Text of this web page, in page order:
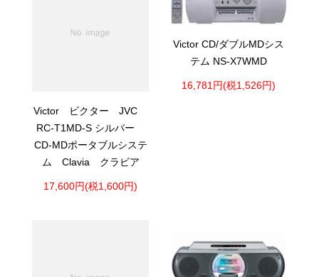
Victor ビクター JVC
RC-T1MD-S シルバー
CD-MDポータブルシステ
ム Clavia クラビア
17,600円(税1,600円)
Victor CD/ダブルMDシス
テム NS-X7WMD
16,781円(税1,526円)